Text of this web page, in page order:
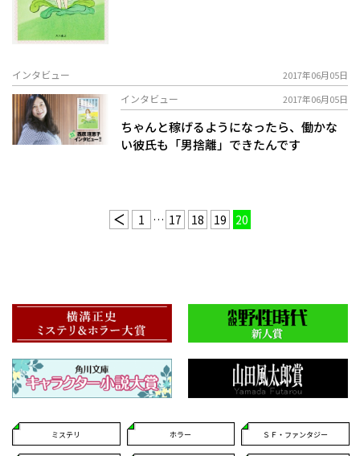
インタビュー 2017年06月05日
インタビュー 2017年06月05日
ちゃんと稼げるようになったら、働かな
い彼氏も「男捨離」できたんです――
1 … 17 18 19 20
ミステリ ホラー ＳＦ・ファンタジー